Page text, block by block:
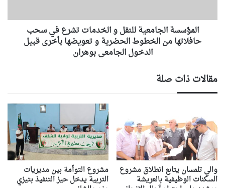
ل
إ
ن
ء
ا
ل
أ
ك
ا
ل
ة
ل
ق
ل
و
ا
ل
خ
المؤسسة الجامعية للنقل و الخدمات تشرع في سحب
حافلاتها من الخطوط الحضرية و تعويضها بأخرى قبيل
الدخول الجامعي بوهران
مقالات ذات صلة
والي تلمسان يتابع انطلاق مشروع
السكنات الوظيفية بالعريشة
مشروع التوأمة بين مديريات
التربية يدخل حيز التنفيذ بتيزي